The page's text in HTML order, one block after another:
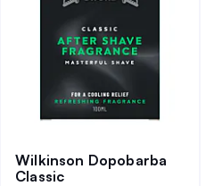
Wilkinson Dopobarba
Classic